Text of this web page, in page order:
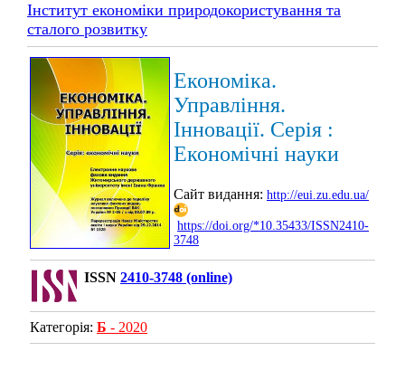
Інститут економіки природокористування та
сталого розвитку
Економіка.
Управління.
Інновації. Серія :
Економічні науки
Сайт видання: http://eui.zu.edu.ua/
https://doi.org/*10.35433/ISSN2410-
3748
ISSN 2410-3748 (online)
Категорія: Б - 2020